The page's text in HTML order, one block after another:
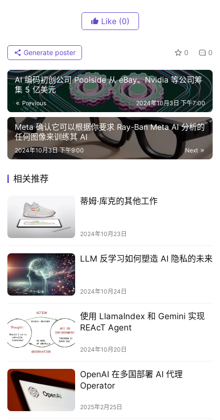
Like (0)
0 0
Generate poster
AI 编码初创公司 Poolside 从 eBay、Nvidia 等公司筹
集 5 亿美元
Previous 2024年10月3日 下午7:00
Meta 确认它可以根据你要求 Ray-Ban Meta AI 分析的
任何图像来训练其 AI
Next
2024年10月3日 下午9:00
相关推荐
蒂姆·库克的其他工作
2024年10月23日
LLM 反学习如何塑造 AI 隐私的未来
2024年10月24日
使用 LlamaIndex 和 Gemini 实现
REAcT Agent
2024年10月20日
OpenAI 在多国部署 AI 代理
Operator
2025年2月25日